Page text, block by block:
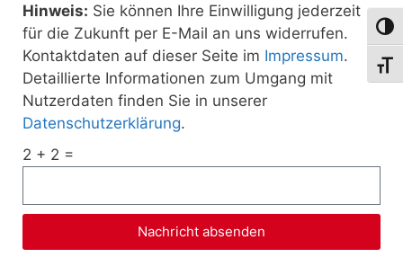
Hinweis: Sie können Ihre Einwilligung jederzeit
für die Zukunft per E-Mail an uns widerrufen.
Kontaktdaten auf dieser Seite im Impressum.
Detaillierte Informationen zum Umgang mit
Nutzerdaten finden Sie in unserer
Datenschutzerklärung.
2 + 2 =
Nachricht absenden